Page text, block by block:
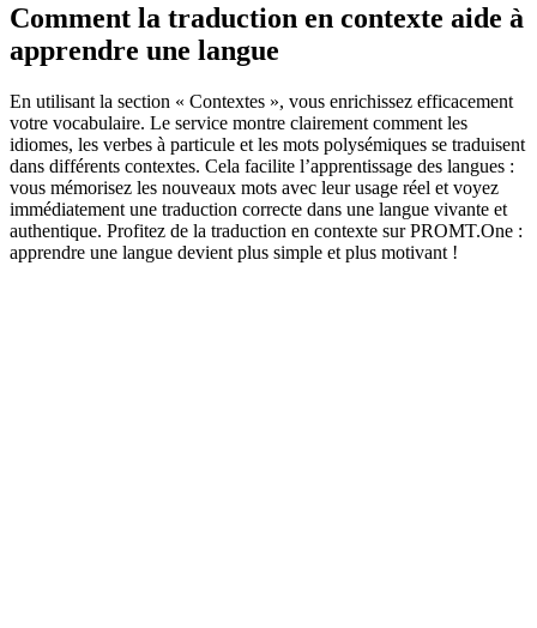
Comment la traduction en contexte aide à
apprendre une langue
En utilisant la section « Contextes », vous enrichissez efficacement
votre vocabulaire. Le service montre clairement comment les
idiomes, les verbes à particule et les mots polysémiques se traduisent
dans différents contextes. Cela facilite l’apprentissage des langues :
vous mémorisez les nouveaux mots avec leur usage réel et voyez
immédiatement une traduction correcte dans une langue vivante et
authentique. Profitez de la traduction en contexte sur PROMT.One :
apprendre une langue devient plus simple et plus motivant !